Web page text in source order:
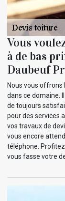
Vous
à de bas
Daubeuf
Nous vous offrons
dans ce domaine.
de toujours
pour des services
vos travaux de
vous encore
téléphone.
vous fasse votre